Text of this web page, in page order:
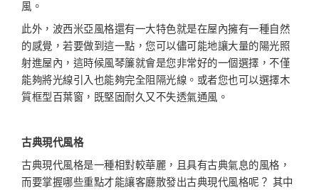
風。
此外，波西米亞風格還有一大特色就是在屋內擁有一種自然
的感覺，若要做到這一點，您可以儘可能地讓大量的陽光照
射進屋內，這時候風琴簾就會是您非常好的一個選擇，不僅
能夠將光線引入也能夠完全阻隔光線。或者您也可以選擇木
質框型百葉窗，既堅固耐久又不失透氣通風。
古典現代風格
古典現代風格是一種相對較華麗，且具有古典氣息的風格，
而要掌握哪些重點才能讓客廳散發出古典現代風格呢？ 其中